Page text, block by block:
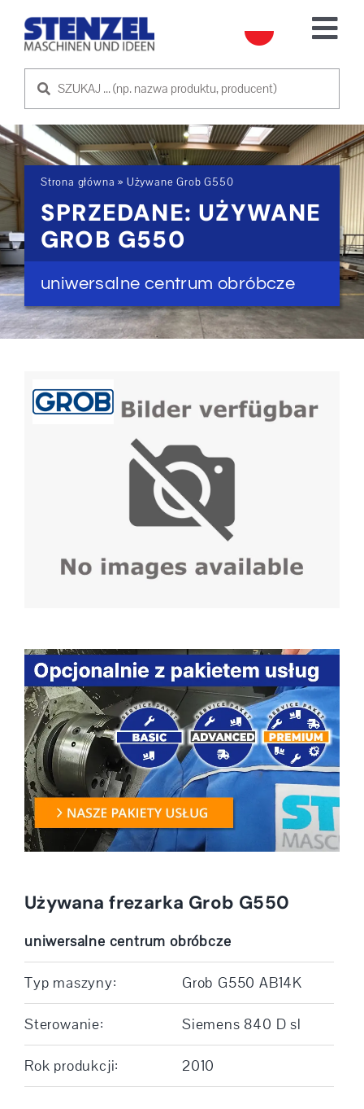
UŻYWANE MASZYNY
SPRZEDAM MASZYNĘ
USŁUGA
O NAS
SKONTAKTUJ SIĘ Z NAMI
Strona główna » Używane Grob G550
SPRZEDANE: UŻYWANE
GROB G550
uniwersalne centrum obróbcze
Używana frezarka Grob G550
uniwersalne centrum obróbcze
Typ maszyny: Grob G550 AB14K
Sterowanie: Siemens 840 D sl
Rok produkcji: 2010